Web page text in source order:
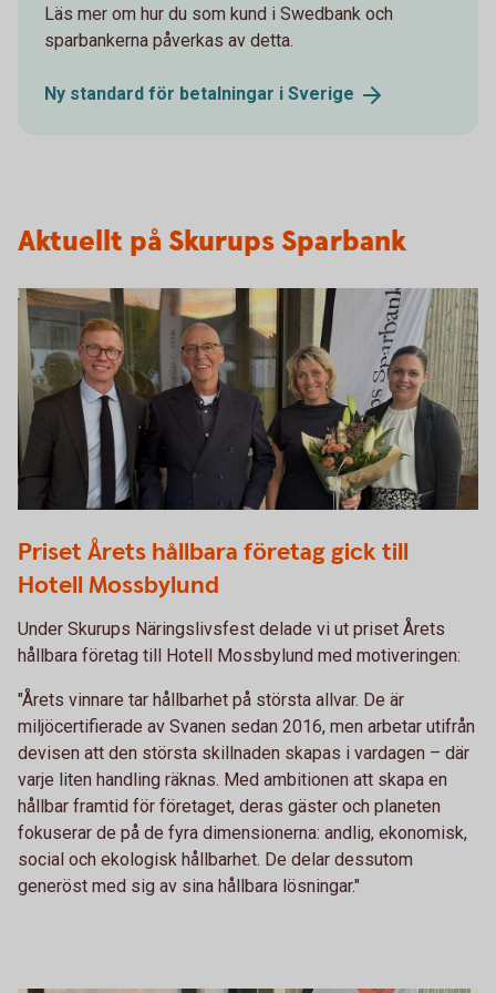
Läs mer om hur du som kund i Swedbank och
sparbankerna påverkas av detta.
Ny standard för betalningar i Sverige
Aktuellt på Skurups Sparbank
Priset Årets hållbara företag gick till
Hotell Mossbylund
Under Skurups Näringslivsfest delade vi ut priset Årets
hållbara företag till Hotell Mossbylund med motiveringen:
"Årets vinnare tar hållbarhet på största allvar. De är
miljöcertifierade av Svanen sedan 2016, men arbetar utifrån
devisen att den största skillnaden skapas i vardagen – där
varje liten handling räknas. Med ambitionen att skapa en
hållbar framtid för företaget, deras gäster och planeten
fokuserar de på de fyra dimensionerna: andlig, ekonomisk,
social och ekologisk hållbarhet. De delar dessutom
generöst med sig av sina hållbara lösningar."